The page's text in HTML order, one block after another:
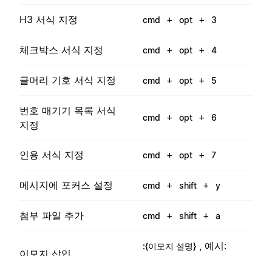
H3 서식 지정 cmd + opt + 3
체크박스 서식 지정 cmd + opt + 4
글머리 기호 서식 지정 cmd + opt + 5
번호 매기기 목록 서식
지정
cmd + opt + 6
인용 서식 지정 cmd + opt + 7
메시지에 포커스 설정 cmd + shift + y
첨부 파일 추가 cmd + shift + a
이모지 삽입
:{이모지 설명} , 예시: